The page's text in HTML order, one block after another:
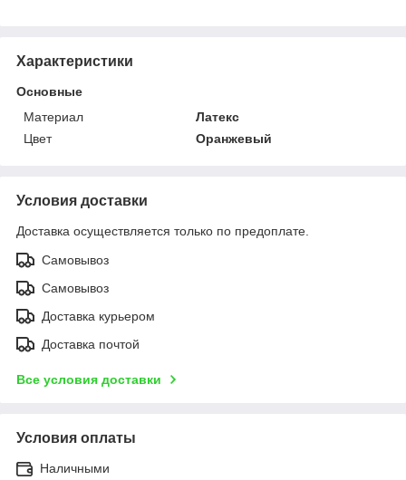
Характеристики
Основные
Материал
Латекс
Цвет
Оранжевый
Условия доставки
Доставка осуществляется только по предоплате.
Самовывоз
Самовывоз
Доставка курьером
Доставка почтой
Все условия доставки
Условия оплаты
Наличными